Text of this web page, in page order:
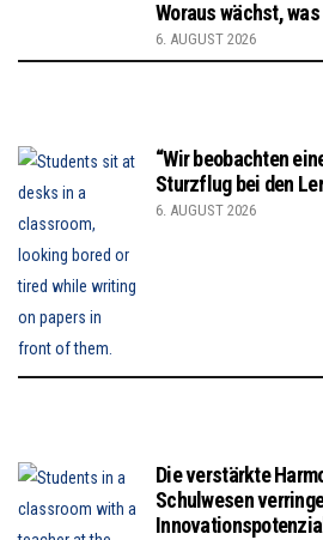
Woraus wächst,
6. AUGUST 2026
“Wir beobachten
Sturzflug bei den
6. AUGUST 2026
Die verstärkte
Schulwesen
Innovationspotenzial